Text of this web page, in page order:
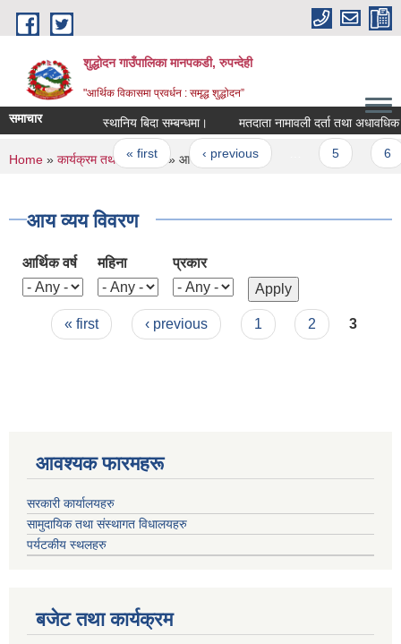
Skip to main content
शुद्धोदन गाउँपालिका मानपकडी, रुपन्देही
"आर्थिक विकासमा प्रवर्धन : समृद्ध शुद्धोदन”
समाचार स्थानिय बिदा सम्बन्धमा। मतदाता नामावली दर्ता तथा अधावधिक गर्ने
Pages
« first ‹ previous
You are here
Home » कार्यक्रम तथा परियोजना » आय व्यय विवरण
आय व्यय विवरण
आर्थिक वर्ष महिना प्रकार
Pages
« first ‹ previous 1 2 3
आवश्यक फारमहरू
सरकारी कार्यालयहरु
सामुदायिक तथा संस्थागत विधालयहरु
पर्यटकीय स्थलहरु
बजेट तथा कार्यक्रम